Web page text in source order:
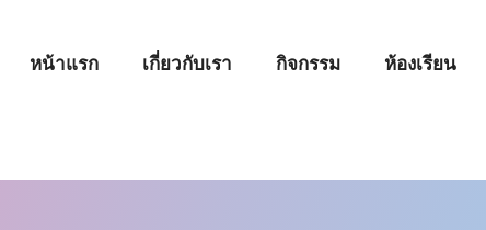
หน้าแรก เกี่ยวกับเรา กิจกรรม ห้องเรียน